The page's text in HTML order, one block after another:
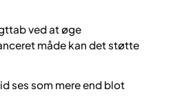
ved at øge
måde kan det støtte
ses som mere end blot